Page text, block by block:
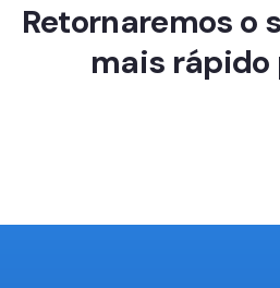
Retornaremos o
mais rápido